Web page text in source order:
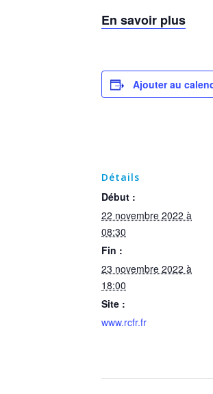
En savoir plus
Ajouter au
Détails
Début :
22 novembre 2022 à
08:30
Fin :
23 novembre 2022 à
18:00
Site :
www.rcfr.fr